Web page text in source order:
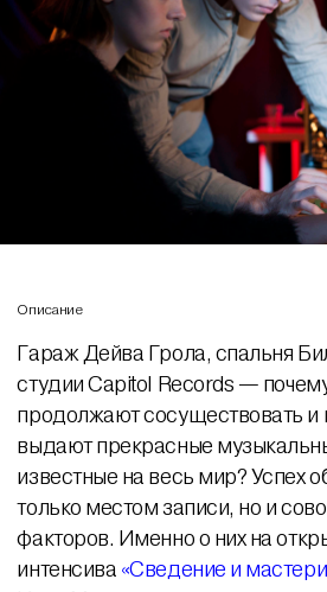
Описание
Гараж Дейва Грола, спальня
студии Capitol Records —
продолжают сосуществовать и
выдают прекрасные
известные на весь мир? Успех
только местом записи, но и
факторов. Именно о них на
интенсива «Сведение и